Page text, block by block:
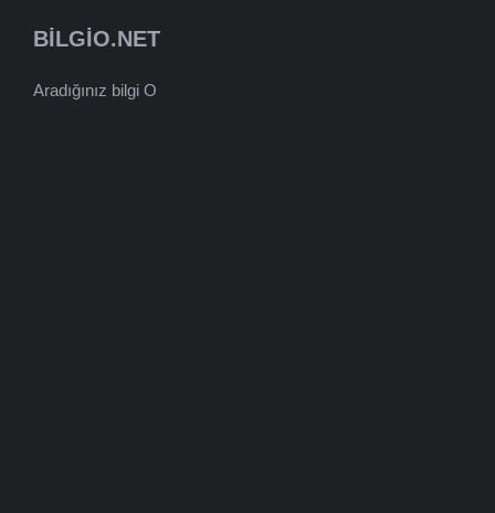
BILGIO.NET
Aradığınız bilgi O